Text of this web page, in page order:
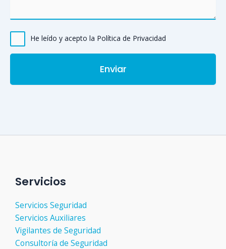
He leído y acepto la Política de Privacidad
Servicios
Servicios Seguridad
Servicios Auxiliares
Vigilantes de Seguridad
Consultoría de Seguridad